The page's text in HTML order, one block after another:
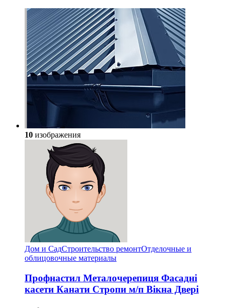
10 изображения
Дом и СадСтроительство ремонтОтделочные и
облицовочные материалы
Профнастил Металочерепиця Фасадні
касети Канати Стропи м/п Вікна Двері